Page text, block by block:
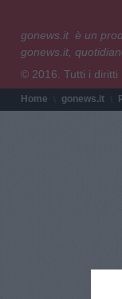
gonews.it è un
gonews.it,
© 2016. Tutti i diritti
Home gonews.it